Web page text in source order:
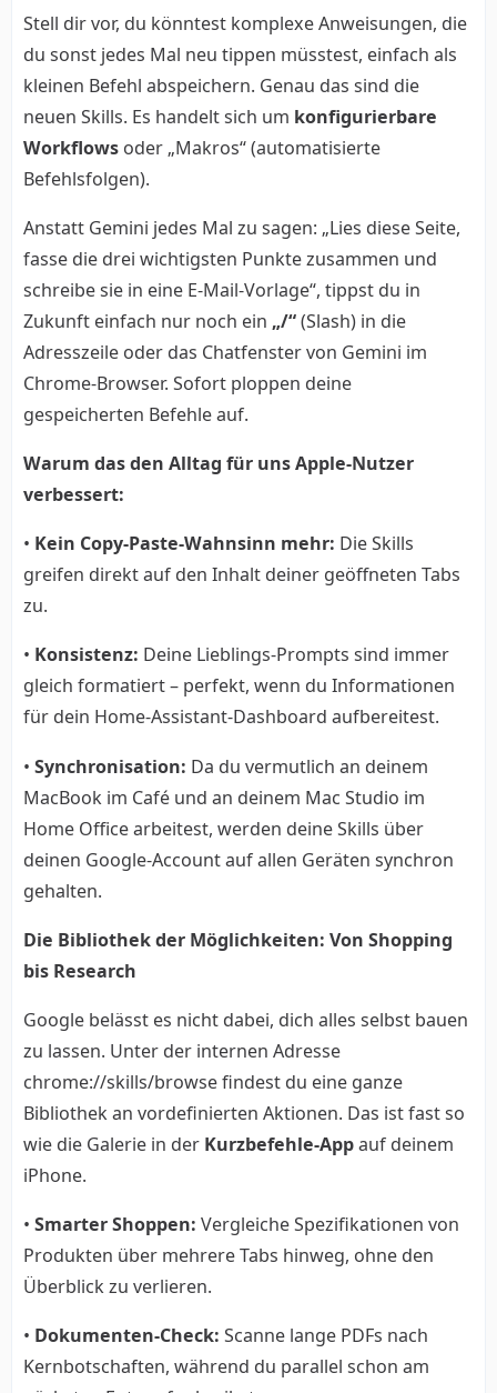
Stell dir vor, du könntest komplexe Anweisungen, die
du sonst jedes Mal neu tippen müsstest, einfach als
kleinen Befehl abspeichern. Genau das sind die
neuen Skills. Es handelt sich um konfigurierbare
Workflows oder „Makros“ (automatisierte
Befehlsfolgen).
Anstatt Gemini jedes Mal zu sagen: „Lies diese Seite,
fasse die drei wichtigsten Punkte zusammen und
schreibe sie in eine E-Mail-Vorlage“, tippst du in
Zukunft einfach nur noch ein „/“(Slash) in die
Adresszeile oder das Chatfenster von Gemini im
Chrome-Browser. Sofort ploppen deine
gespeicherten Befehle auf.
Warum das den Alltag für uns Apple-Nutzer
verbessert:
• Kein Copy-Paste-Wahnsinn mehr: Die Skills
greifen direkt auf den Inhalt deiner geöffneten Tabs
zu.
• Konsistenz: Deine Lieblings-Prompts sind immer
gleich formatiert – perfekt, wenn du Informationen
für dein Home-Assistant-Dashboard aufbereitest.
• Synchronisation: Da du vermutlich an deinem
MacBook im Café und an deinem Mac Studio im
Home Office arbeitest, werden deine Skills über
deinen Google-Account auf allen Geräten synchron
gehalten.
Die Bibliothek der Möglichkeiten: Von Shopping
bis Research
Google belässt es nicht dabei, dich alles selbst bauen
zu lassen. Unter der internen Adresse
chrome://skills/browse findest du eine ganze
Bibliothek an vordefinierten Aktionen. Das ist fast so
wie die Galerie in der Kurzbefehle-Appauf deinem
iPhone.
• Smarter Shoppen: Vergleiche Spezifikationen von
Produkten über mehrere Tabs hinweg, ohne den
Überblick zu verlieren.
• Dokumenten-Check: Scanne lange PDFs nach
Kernbotschaften, während du parallel schon am